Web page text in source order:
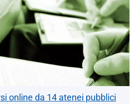
online da 14 atenei pubblici